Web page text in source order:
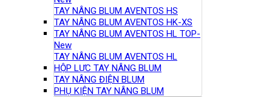
TAY NÂNG BLUM AVENTOS HS
TAY NÂNG BLUM AVENTOS HK-XS
TAY NÂNG BLUM AVENTOS HL TOP-
New
TAY NÂNG BLUM AVENTOS HL
HỘP LỰC TAY NÂNG BLUM
TAY NÂNG ĐIỆN BLUM
PHỤ KIỆN TAY NÂNG BLUM